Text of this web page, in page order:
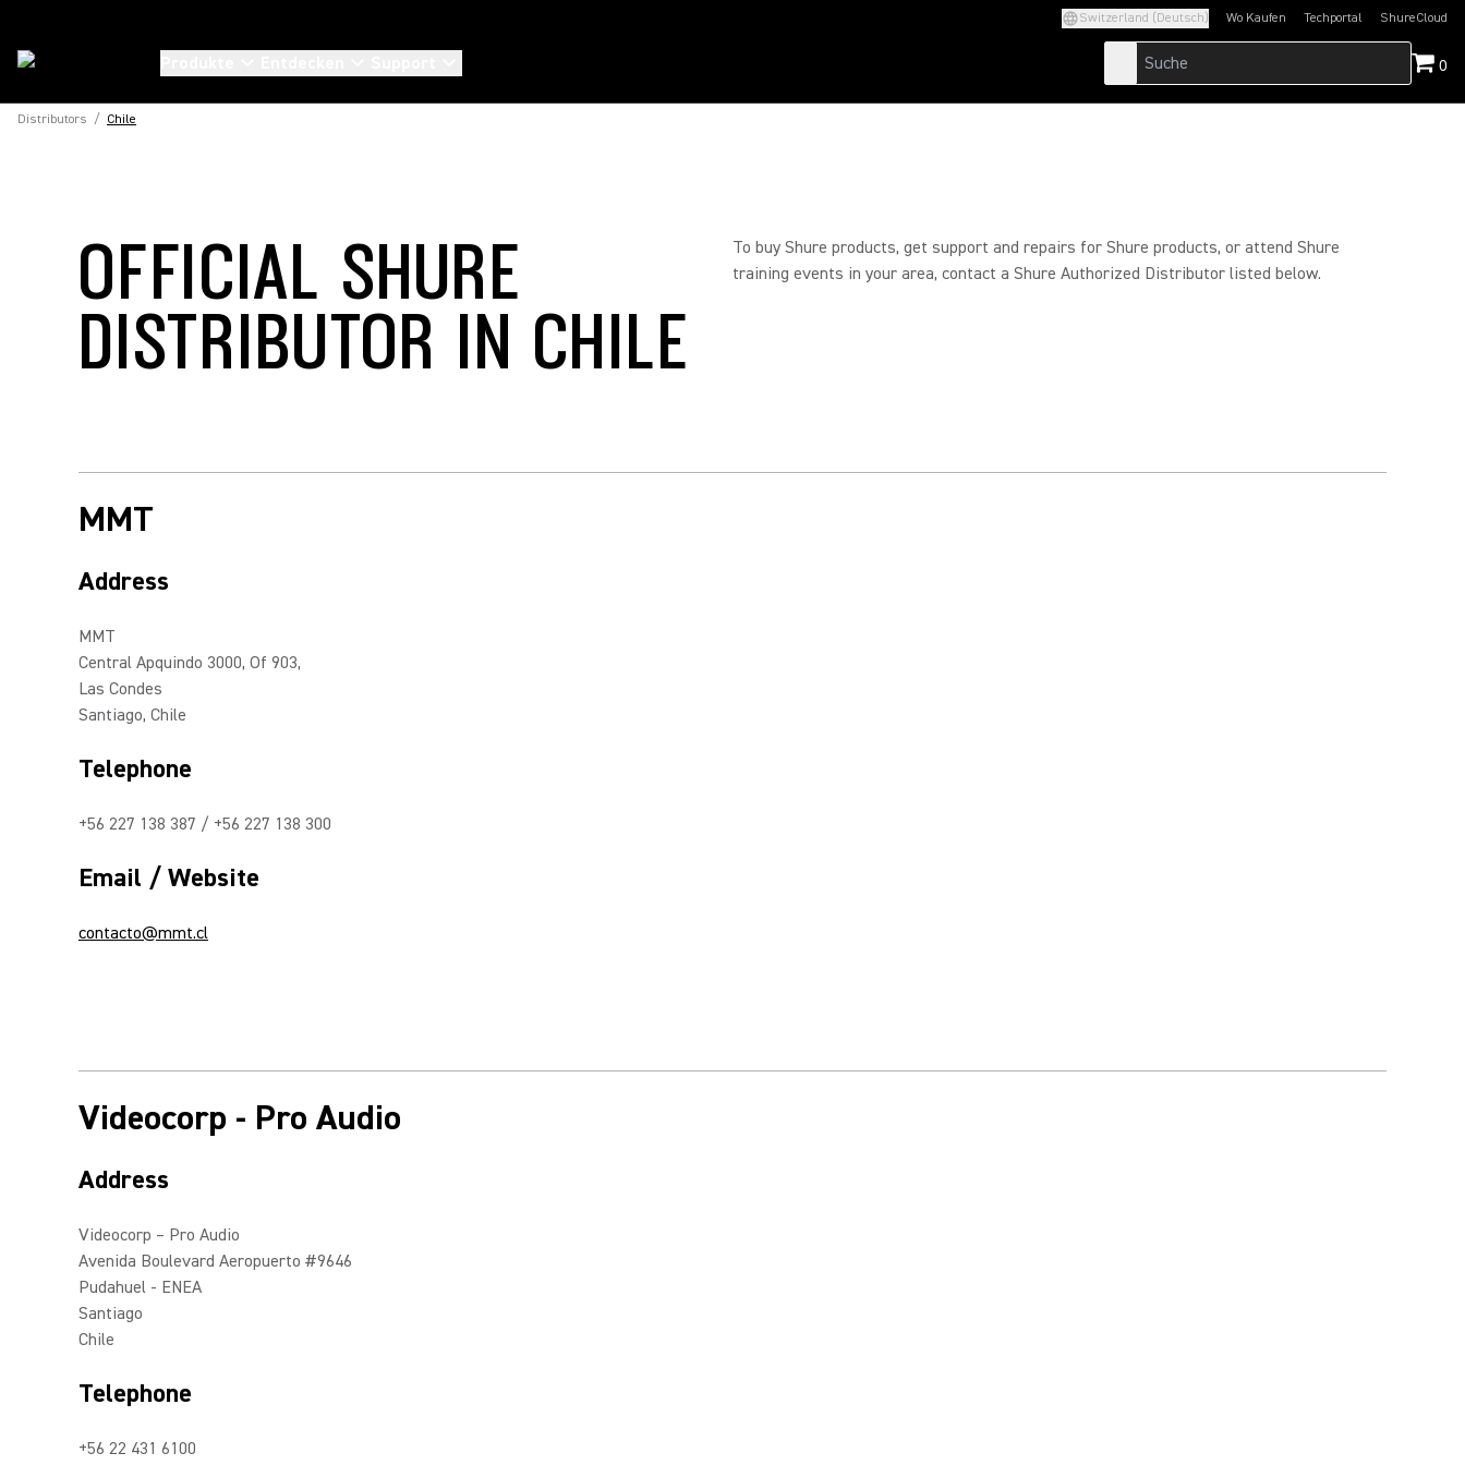
Switzerland (Deutsch) Wo Kaufen Techportal
(Opens in a new tab)ShureCloud
(Opens in a new
0
Distributors / Chile
OFFICIAL SHURE
DISTRIBUTOR IN CHILE
To buy Shure products, get support and repairs for Shure products, or attend Shure
training events in your area, contact a Shure Authorized Distributor listed below.
MMT
Address
MMT
Central Apquindo 3000, Of 903,
Las Condes
Santiago, Chile
Telephone
+56 227 138 387 / +56 227 138 300
Email / Website
contacto@mmt.cl
Videocorp - Pro Audio
Address
Videocorp – Pro Audio
Avenida Boulevard Aeropuerto #9646
Pudahuel - ENEA
Santiago
Chile
Telephone
+56 22 431 6100